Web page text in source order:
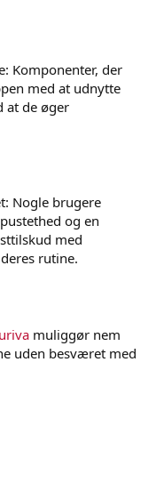
Komponenter, der
med at udnytte
at de øger
Nogle brugere
og en
med
rutine.
muliggør nem
uden besværet med